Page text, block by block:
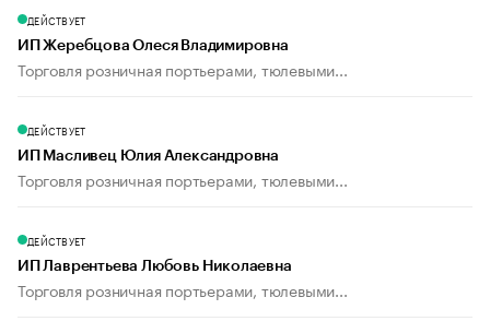
ДЕЙСТВУЕТ
ИП Жеребцова Олеся Владимировна
Торговля розничная портьерами, тюлевыми...
ДЕЙСТВУЕТ
ИП Масливец Юлия Александровна
Торговля розничная портьерами, тюлевыми...
ДЕЙСТВУЕТ
ИП Лаврентьева Любовь Николаевна
Торговля розничная портьерами, тюлевыми...